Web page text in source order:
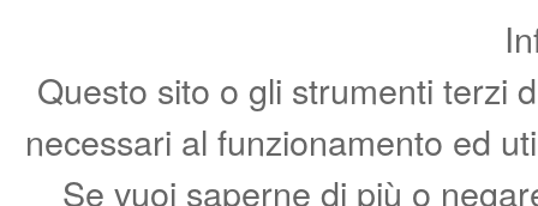
Questo sito o gli strumenti terzi
necessari al funzionamento ed
Se vuoi saperne di più o